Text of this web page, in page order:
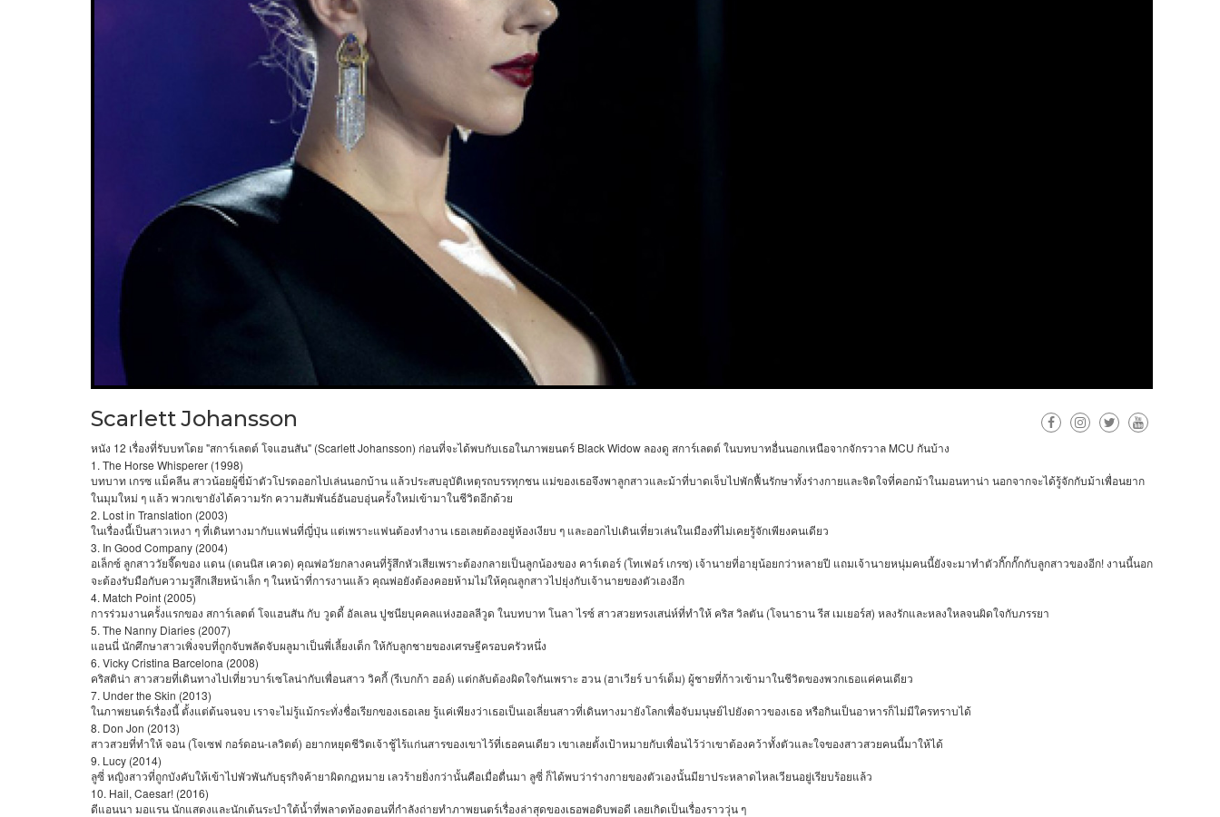
Scarlett Johansson
หนัง 12 เรื่องที่รับบทโดย "สการ์เลตต์ โจแฮนสัน" (Scarlett Johansson) ก่อนที่จะได้พบกับเธอในภาพยนตร์ Black Widow ลองดู สการ์เลตต์ ในบทบาทอื่นนอกเหนือจากจักรวาล MCU กันบ้าง
1. The Horse Whisperer (1998)
บทบาท เกรซ แม็คลีน สาวน้อยผู้ขี่ม้าตัวโปรดออกไปเล่นนอกบ้าน แล้วประสบอุบัติเหตุรถบรรทุกชน แม่ของเธอจึงพาลูกสาวและม้าที่บาดเจ็บไปพักฟื้นรักษาทั้งร่างกายและจิตใจที่คอกม้าในมอนทาน่า นอกจากจะได้รู้จักกับม้าเพื่อนยาก
ในมุมใหม่ ๆ แล้ว พวกเขายังได้ความรัก ความสัมพันธ์อันอบอุ่นครั้งใหม่เข้ามาในชีวิตอีกด้วย
2. Lost in Translation (2003)
ในเรื่องนี้เป็นสาวเหงา ๆ ที่เดินทางมากับแฟนที่ญี่ปุ่น แต่เพราะแฟนต้องทำงาน เธอเลยต้องอยู่ห้องเงียบ ๆ และออกไปเดินเที่ยวเล่นในเมืองที่ไม่เคยรู้จักเพียงคนเดียว
3. In Good Company (2004)
อเล็กซ์ ลูกสาววัยจี๊ดของ แดน (เดนนิส เควด) คุณพ่อวัยกลางคนที่รู้สึกหัวเสียเพราะต้องกลายเป็นลูกน้องของ คาร์เตอร์ (โทเฟอร์ เกรซ) เจ้านายที่อายุน้อยกว่าหลายปี แถมเจ้านายหนุ่มคนนี้ยังจะมาทำตัวกิ๊กกั๊กกับลูกสาวของอีก! งานนี้นอก
จะต้องรับมือกับความรูสึกเสียหน้าเล็ก ๆ ในหน้าที่การงานแล้ว คุณพ่อยังต้องคอยห้ามไม่ให้คุณลูกสาวไปยุ่งกับเจ้านายของตัวเองอีก
4. Match Point (2005)
การร่วมงานครั้งแรกของ สการ์เลตต์ โจแฮนสัน กับ วูดดี้ อัลเลน ปูชนียบุคคลแห่งฮอลลีวูด ในบทบาท โนลา ไรซ์ สาวสวยทรงเสน่ห์ที่ทำให้ คริส วิลตัน (โจนาธาน รีส เมเยอร์ส) หลงรักและหลงใหลจนผิดใจกับภรรยา
5. The Nanny Diaries (2007)
แอนนี่ นักศึกษาสาวเพิ่งจบที่ถูกจับพลัดจับผลูมาเป็นพี่เลี้ยงเด็ก ให้กับลูกชายของเศรษฐีครอบครัวหนึ่ง
6. Vicky Cristina Barcelona (2008)
คริสติน่า สาวสวยที่เดินทางไปเที่ยวบาร์เซโลน่ากับเพื่อนสาว วิคกี้ (รีเบกก้า ฮอล์) แต่กลับต้องผิดใจกันเพราะ ฮวน (ฮาเวียร์ บาร์เด็ม) ผู้ชายที่ก้าวเข้ามาในชีวิตของพวกเธอแค่คนเดียว
7. Under the Skin (2013)
ในภาพยนตร์เรื่องนี้ ตั้งแต่ต้นจนจบ เราจะไม่รู้แม้กระทั่งชื่อเรียกของเธอเลย รู้แค่เพียงว่าเธอเป็นเอเลี่ยนสาวที่เดินทางมายังโลกเพื่อจับมนุษย์ไปยังดาวของเธอ หรือกินเป็นอาหารก็ไม่มีใครทราบได้
8. Don Jon (2013)
สาวสวยที่ทำให้ จอน (โจเซฟ กอร์ดอน-เลวิตต์) อยากหยุดชีวิตเจ้าชู้ไร้แก่นสารของเขาไว้ที่เธอคนเดียว เขาเลยตั้งเป้าหมายกับเพื่อนไว้ว่าเขาต้องคว้าทั้งตัวและใจของสาวสวยคนนี้มาให้ได้
9. Lucy (2014)
ลูซี่ หญิงสาวที่ถูกบังคับให้เข้าไปพัวพันกับธุรกิจค้ายาผิดกฏหมาย เลวร้ายยิ่งกว่านั้นคือเมื่อตื่นมา ลูซี่ ก็ได้พบว่าร่างกายของตัวเองนั้นมียาประหลาดไหลเวียนอยู่เรียบร้อยแล้ว
10. Hail, Caesar! (2016)
ดีแอนนา มอแรน นักแสดงและนักเต้นระบำใต้น้ำที่พลาดท้องตอนที่กำลังถ่ายทำภาพยนตร์เรื่องล่าสุดของเธอพอดิบพอดี เลยเกิดเป็นเรื่องราววุ่น ๆ